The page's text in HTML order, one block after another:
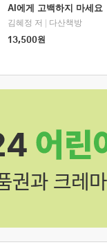
AI에게 고백하지 마세요
김혜정 저
다산책방
13,500원